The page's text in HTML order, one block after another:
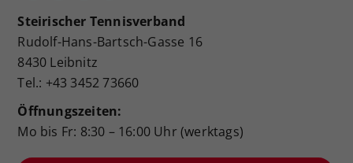
Steirischer Tennisverband
Rudolf-Hans-Bartsch-Gasse 16
8430 Leibnitz
Tel.: +43 3452 73660
Öffnungszeiten:
Mo bis Fr: 8:30 – 16:00 Uhr (werktags)